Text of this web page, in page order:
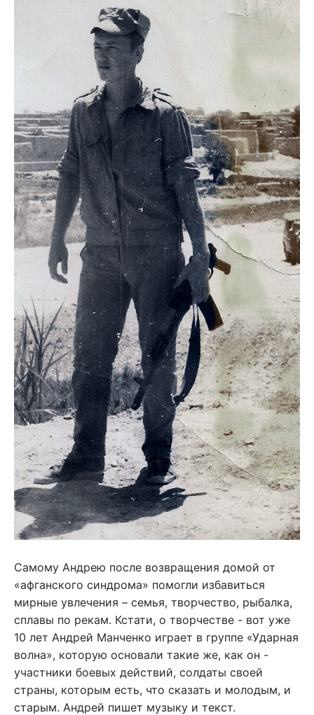
Самому Андрею после возвращения домой от
«афганского синдрома» помогли избавиться
мирные увлечения – семья, творчество, рыбалка,
сплавы по рекам. Кстати, о творчестве - вот уже
10 лет Андрей Манченко играет в группе «Ударная
волна», которую основали такие же, как он -
участники боевых действий, солдаты своей
страны, которым есть, что сказать и молодым, и
старым. Андрей пишет музыку и текст.